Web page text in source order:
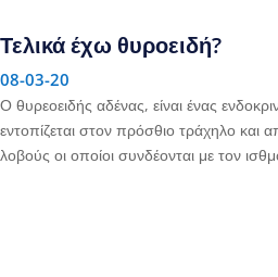
Τελικά έχω θυροειδή?
08-03-20
Ο θυρεοειδής αδένας, είναι ένας
εντοπίζεται στον πρόσθιο τράχηλο και
λοβούς οι οποίοι συνδέονται με τον